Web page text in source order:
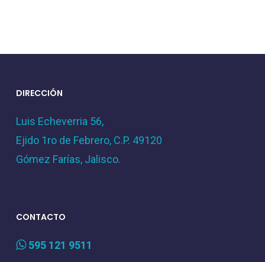
DIRECCIÓN
Luis Echeverria 56,
Ejido 1ro de Febrero, C.P. 49120
Gómez Farías, Jalisco.
CONTACTO
595 121 9511